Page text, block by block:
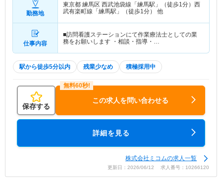
勤務地
東京都 練馬区 西武池袋線「練馬駅」（徒歩1分）西
武有楽町線「練馬駅」（徒歩1分） 他
仕事内容
■訪問看護ステーションにて作業療法士としての業
務をお願いします ・相談・指導・…
駅から徒歩5分以内 残業少なめ 積極採用中
保存する
この求人を問い合わせる
詳細を見る
株式会社ミコムの求人一覧
更新日：2026/06/12 求人番号：10266120